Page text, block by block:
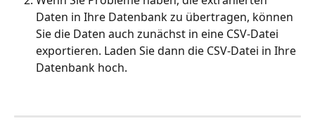
Daten in Ihre Datenbank zu übertragen, können
Sie die Daten auch zunächst in eine CSV-Datei
exportieren. Laden Sie dann die CSV-Datei in Ihre
Datenbank hoch.